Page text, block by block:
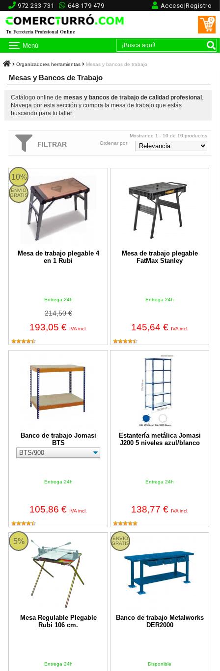
972 233 731 648 179 479 Acceso|Registro
Tu Ferretería Profesional Online
0
Menú
Organizadores herramientas Mesas y bancos de trabajo
Mesas y Bancos de Trabajo
Catálogo online de mesas y bancos de trabajo de calidad profesional .
Navega por esta sección y compra la mesa de trabajo que estás
buscando para tu taller.
FILTRAR
Mostrando 1 - 10 de 10 productos
Ordenar por:
10%
ENVIO
GRATIS
Mesa de trabajo plegable 4
en 1 Rubi
Entrega 24h
214,50 €
193,05 € IVA incl.
Mesa de trabajo plegable 4 en 1 Rubi
Mesa de trabajo plegable
FatMax Stanley
Entrega 24h
145,64 € IVA incl.
Banco de trabajo Jomasi
BTS
Entrega 24h
105,86 € IVA incl.
Estantería metálica Jomasi
J200 5 niveles azul/blanco
Entrega 24h
138,77 € IVA incl.
Estantería metálica Jomasi J200
5%
Mesa Regulable Plegable
Rubi 106 cm.
Entrega 24h
Mesa Regulable Plegable Rubi 106 cm.
ENVIO
GRATIS
Banco de trabajo Metalworks
DER2000
Disponible
Banco de trabajo Metalworks